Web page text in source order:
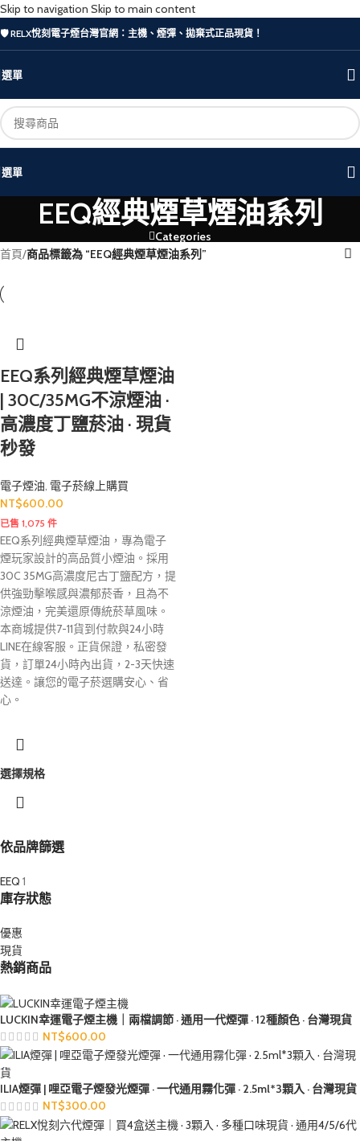
Skip to navigation Skip to main content
🛡️ RELX悅刻電子煙台灣官網：主機、煙彈、拋棄式正品現貨！
選單
選單
EEQ經典煙草煙油系列
Categories
依品牌篩選
EEQ 1
庫存狀態
優惠
現貨
熱銷商品
LUCKIN幸運電子煙主機｜兩檔調節 · 通用一代煙彈 · 12種顏色 · 台灣現貨
NT$600.00
ILIA煙彈 | 哩亞電子煙發光煙彈 · 一代通用霧化彈 · 2.5ml*3顆入 · 台灣現貨
NT$300.00
首頁/商品標籤為 “EEQ經典煙草煙油系列”
EEQ系列經典煙草煙油
| 30C/35MG不涼煙油 ·
高濃度丁鹽菸油 · 現貨
秒發
電子煙油, 電子菸線上購買
NT$600.00
已售 1,075 件
EEQ系列經典煙草煙油，專為電子
煙玩家設計的高品質小煙油。採用
30C 35MG高濃度尼古丁鹽配方，提
供強勁擊喉感與濃郁菸香，且為不
涼煙油，完美還原傳統菸草風味。
本商城提供7-11貨到付款與24小時
LINE在線客服。正貨保證，私密發
貨，訂單24小時內出貨，2-3天快速
送達。讓您的電子菸選購安心、省
心。
選擇規格